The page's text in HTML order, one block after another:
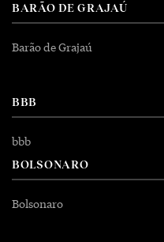
BARÃO DE GRAJAÚ
Barão de Grajaú
BBB
bbb
BOLSONARO
Bolsonaro